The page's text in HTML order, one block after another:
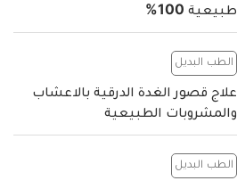
طبيعية 100%
الطب البديل
علاج قصور الغدة الدرقية بالاعشاب
والمشروبات الطبيعية
الطب البديل